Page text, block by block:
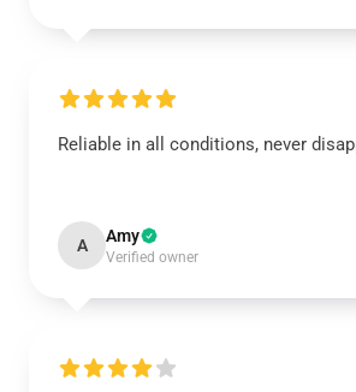
Reliable in all conditions, never
A Amy
Verified owner